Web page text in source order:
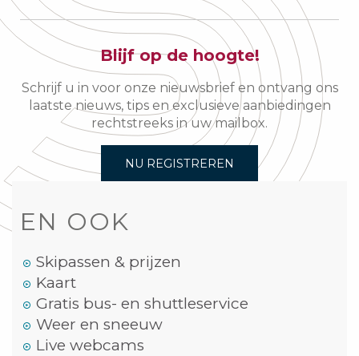
Blijf op de hoogte!
Schrijf u in voor onze nieuwsbrief en ontvang ons
laatste nieuws, tips en exclusieve aanbiedingen
rechtstreeks in uw mailbox.
NU REGISTREREN
EN OOK
Skipassen & prijzen
Kaart
Gratis bus- en shuttleservice
Weer en sneeuw
Live webcams